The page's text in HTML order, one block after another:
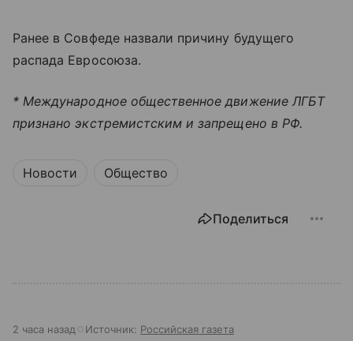
Ранее в Совфеде назвали причину будущего
распада Евросоюза.
* Международное общественное движение ЛГБТ
признано экстремистским и запрещено в РФ.
Новости Общество
Поделиться
2 часа назад Источник: Российская газета